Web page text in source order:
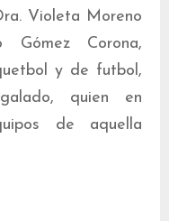
Violeta Moreno
Corona,
y de futbol,
quien en
de aquella